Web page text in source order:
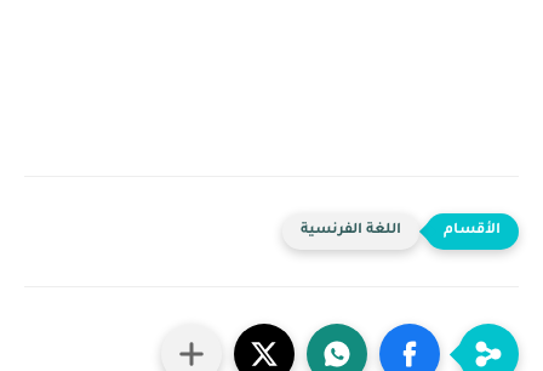
اللغة الفرنسية